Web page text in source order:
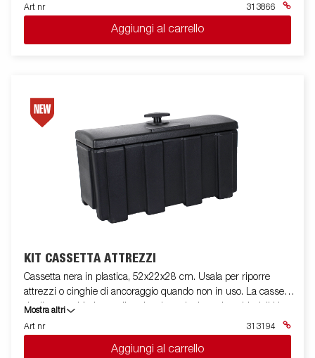
Art nr 313866
Aggiungi al carrello
KIT CASSETTA ATTREZZI
Cassetta nera in plastica, 52x22x28 cm. Usala per riporre
attrezzi o cinghie di ancoraggio quando non in uso. La cassetta
degli attrezzi è dotata di un lucchetto incluse due chiavi. Il kit
comprende staffa e kit di montaggio. Per BT4260
Mostra altri
Art nr
313194
Aggiungi al carrello